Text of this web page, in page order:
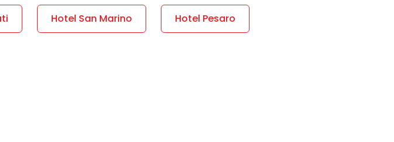
Hotel San Marino Hotel Pesaro